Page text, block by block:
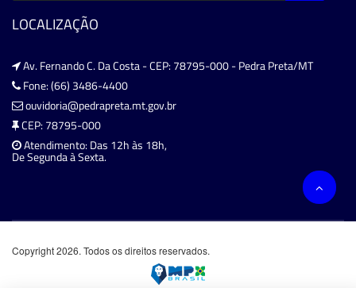
LOCALIZAÇÃO
Av. Fernando C. Da Costa - CEP: 78795-000 - Pedra Preta/MT
Fone: (66) 3486-4400
ouvidoria@pedrapreta.mt.gov.br
CEP: 78795-000
Atendimento: Das 12h às 18h,
De Segunda à Sexta.
Copyright 2026. Todos os direitos reservados.